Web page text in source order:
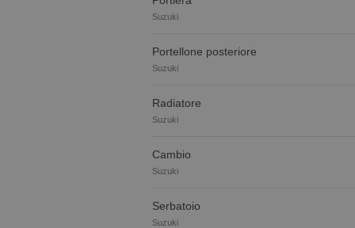
Suzuki
Portellone posteriore
Suzuki
Radiatore
Suzuki
Cambio
Suzuki
Serbatoio
Suzuki